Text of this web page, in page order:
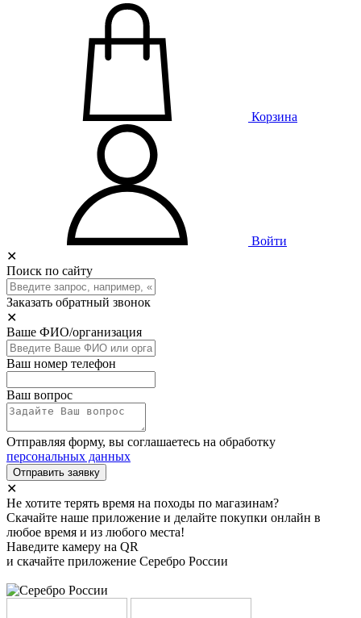
Корзина
Войти
✕
Поиск по сайту
Заказать обратный звонок
✕
Ваше ФИО/организация
Ваш номер телефон
Ваш вопрос
Отправляя форму, вы соглашаетесь на обработку
персональных данных
Отправить заявку
✕
Не хотите терять время на походы по магазинам?
Скачайте наше приложение и делайте покупки онлайн в
любое время и из любого места!
Наведите камеру на QR
и скачайте приложение Серебро России